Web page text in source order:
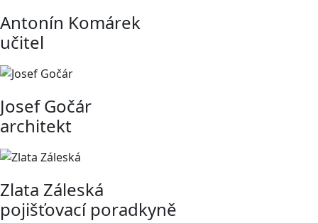
Antonín Komárek
učitel
Josef Gočár
architekt
Zlata Záleská
pojišťovací poradkyně